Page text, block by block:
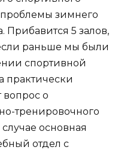
зимнего
Прибавится 5 залов,
раньше мы были
спортивной
практически
вопрос о
тренировочного
основная
отдел с